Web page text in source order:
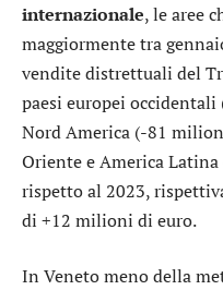
internazionale, le aree
maggiormente tra
vendite distrettuali del
paesi europei
Nord America (-81
Oriente e America
rispetto al 2023,
di +12 milioni di euro.
In Veneto meno della